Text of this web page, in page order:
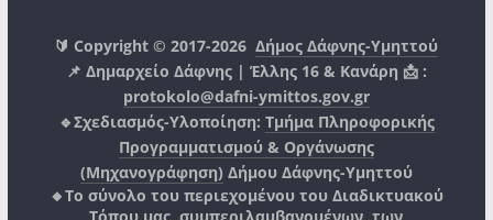
🔰 Copyright © 2017-2026Δήμος Δάφνης-Υμηττού
📌 Δημαρχείο Δάφνης | Έλλης 16 & Κανάρη 📩 :
protokolo@dafni-ymittos.gov.gr
🔹Σχεδιασμός-Υλοποίηση: Τμήμα Πληροφορικής
Προγραμματισμού & Οργάνωσης
(Μηχανογράφηση) Δήμου Δάφνης-Υμηττού
🔸Το σύνολο του περιεχομένου του Διαδικτυακού